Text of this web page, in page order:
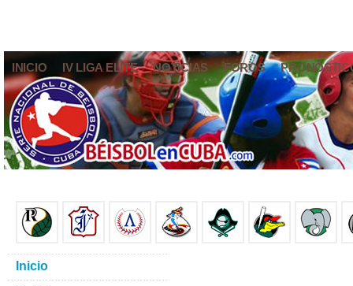
INICIO IV LIGA ELITE NOTICIAS FOROS
Inicio